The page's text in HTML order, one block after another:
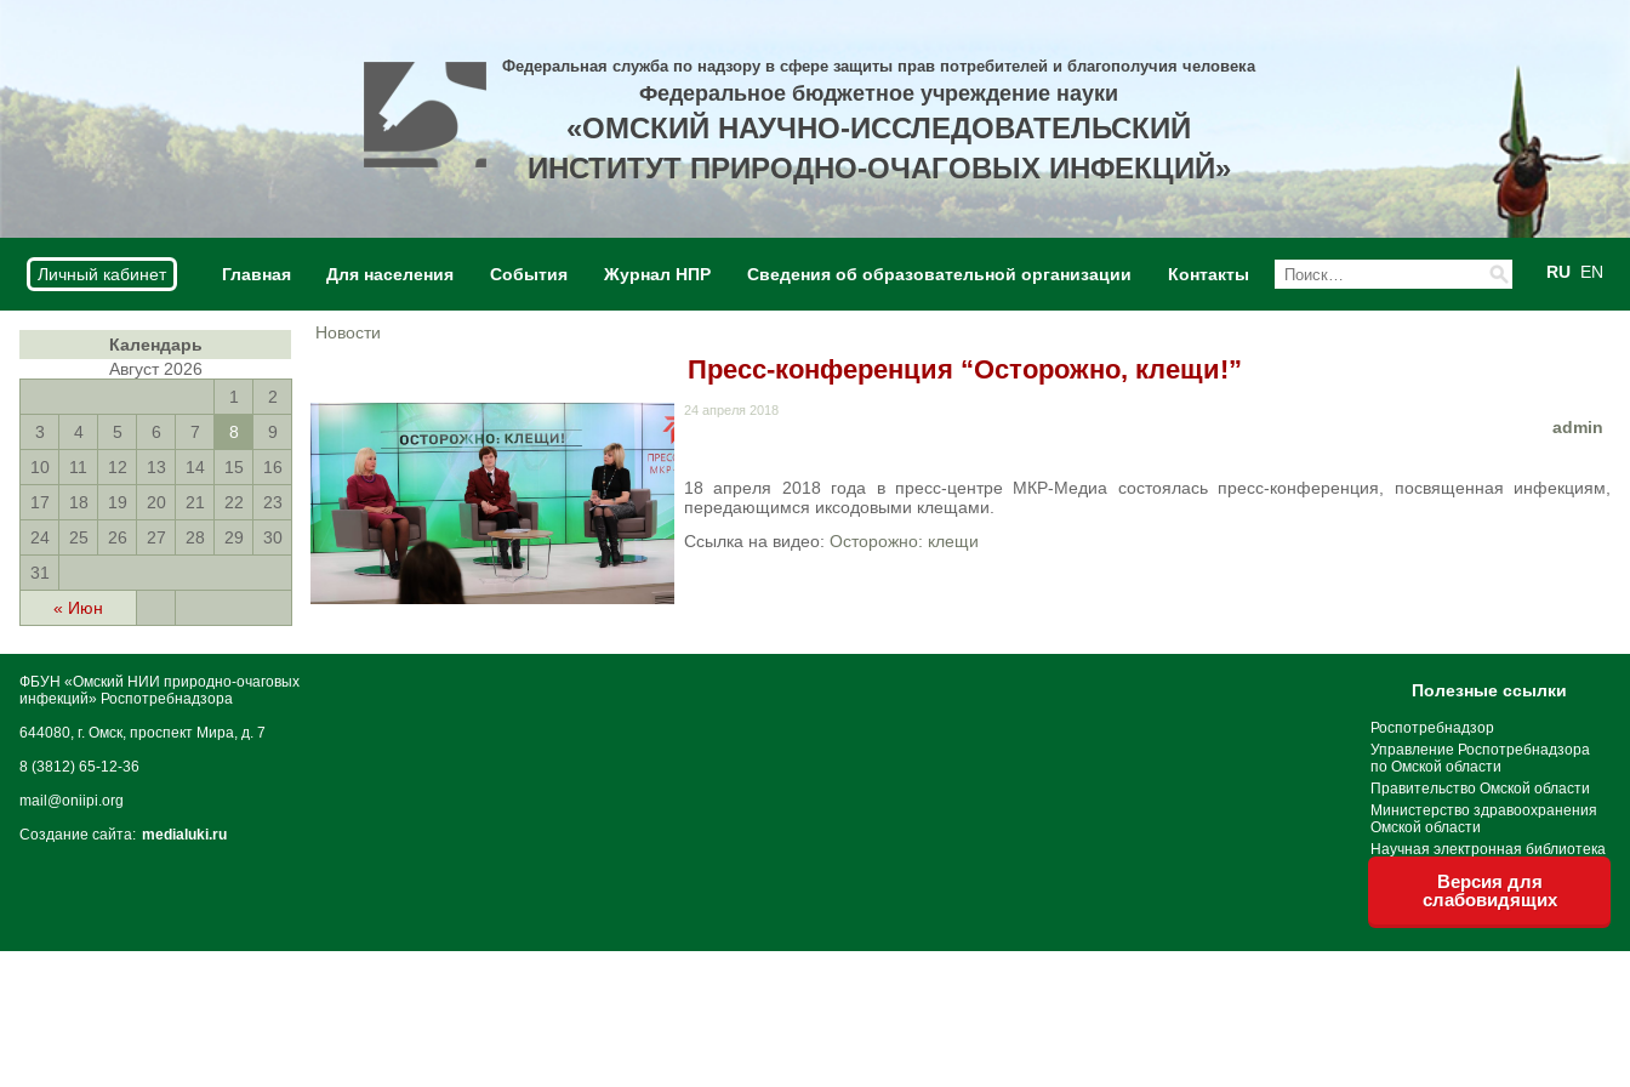
Федеральная служба по надзору в сфере защиты прав потребителей и благополучия человека
Федеральное бюджетное учреждение науки
«ОМСКИЙ НАУЧНО-ИССЛЕДОВАТЕЛЬСКИЙ
ИНСТИТУТ ПРИРОДНО-ОЧАГОВЫХ ИНФЕКЦИЙ»
Личный кабинет RU EN
Главная Для населения События Журнал НПР Сведения об образовательной организации Контакты
Календарь
Август 2026
« Июн
1
2
3
4 5 6 7 8
9
10
11 12 13 14 15
16
17
18 19 20 21 22
23
24
25 26 27 28 29
30
31
Новости
Пресс-конференция “Осторожно, клещи!”
24 апреля 2018
admin
18 апреля 2018 года в пресс-центре МКР-Медиа состоялась пресс-конференция, посвященная инфекциям,
передающимся иксодовыми клещами.
Ссылка на видео: Осторожно: клещи
ФБУН «Омский НИИ природно-очаговых
инфекций» Роспотребнадзора
644080, г. Омск, проспект Мира, д. 7
8 (3812) 65-12-36
mail@oniipi.org
Создание сайта: medialuki.ru
Полезные ссылки
Роспотребнадзор
Управление Роспотребнадзора
по Омской области
Правительство Омской области
Министерство здравоохранения
Омской области
Научная электронная библиотека
Версия для
слабовидящих